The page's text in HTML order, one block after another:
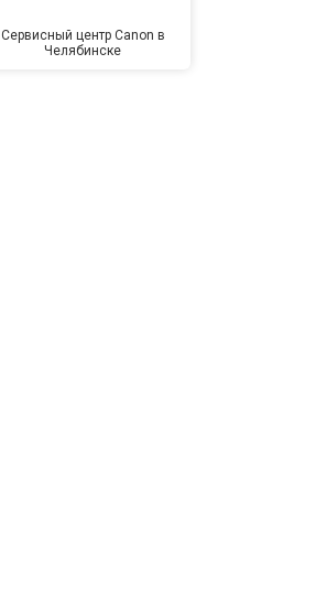
Сервисный центр Canon в
Челябинске